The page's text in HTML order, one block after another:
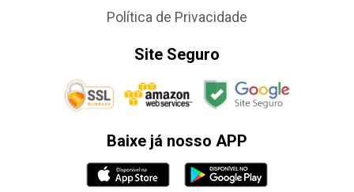
Política de Privacidade
Site Seguro
Baixe já nosso APP